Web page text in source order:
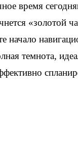
время
начало
темнота,